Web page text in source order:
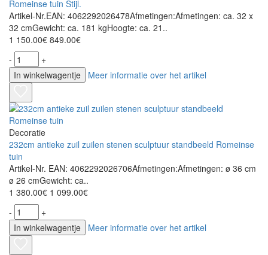
Romeinse tuin Stijl.
Artikel-Nr.EAN: 4062292026478Afmetingen:Afmetingen: ca. 32 x
32 cmGewicht: ca. 181 kgHoogte: ca. 21..
1 150.00€ 849.00€
-
+
In winkelwagentje
Meer informatie over het artikel
Decoratie
232cm antieke zuil zuilen stenen sculptuur standbeeld Romeinse
tuin
Artikel-Nr. EAN: 4062292026706Afmetingen:Afmetingen: ø 36 cm
ø 26 cmGewicht: ca..
1 380.00€ 1 099.00€
-
+
In winkelwagentje
Meer informatie over het artikel